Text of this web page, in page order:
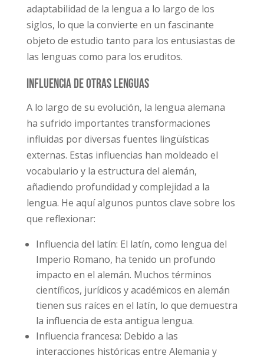
adaptabilidad de la lengua a lo largo de los
siglos, lo que la convierte en un fascinante
objeto de estudio tanto para los entusiastas de
las lenguas como para los eruditos.
Influencia de otras lenguas
A lo largo de su evolución, la lengua alemana
ha sufrido importantes transformaciones
influidas por diversas fuentes lingüísticas
externas. Estas influencias han moldeado el
vocabulario y la estructura del alemán,
añadiendo profundidad y complejidad a la
lengua. He aquí algunos puntos clave sobre los
que reflexionar:
Influencia del latín: El latín, como lengua del
Imperio Romano, ha tenido un profundo
impacto en el alemán. Muchos términos
científicos, jurídicos y académicos en alemán
tienen sus raíces en el latín, lo que demuestra
la influencia de esta antigua lengua.
Influencia francesa: Debido a las
interacciones históricas entre Alemania y